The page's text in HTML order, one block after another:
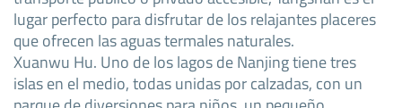
lugar perfecto para disfrutar de los relajantes placeres
que ofrecen las aguas termales naturales.
Xuanwu Hu. Uno de los lagos de Nanjing tiene tres
islas en el medio, todas unidas por calzadas, con un